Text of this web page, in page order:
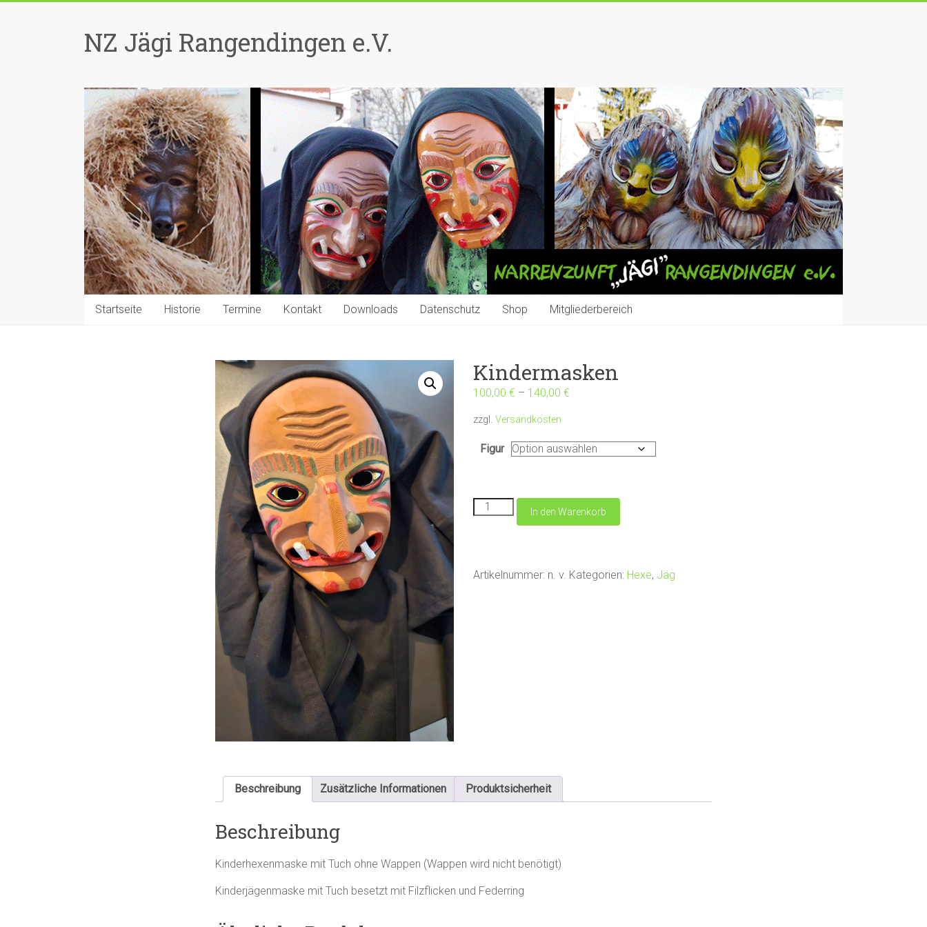
NZ Jägi Rangendingen e.V.
Startseite Historie Termine Kontakt Downloads Datenschutz Shop Mitgliederbereich
Kindermasken
100,00€ – 140,00€
zzgl.Versandkosten
Figur
Kindermasken
Menge
In den Warenkorb
Artikelnummer: n. v. Kategorien: Hexe, Jäg
Beschreibung Zusätzliche Informationen Produktsicherheit
Beschreibung
Kinderhexenmaske mit Tuch ohne Wappen (Wappen wird nicht benötigt)
Kinderjägenmaske mit Tuch besetzt mit Filzflicken und Federring